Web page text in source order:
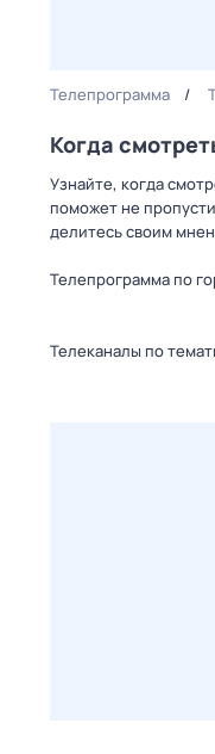
Телепрограмма
Когда
Узнайте, когда
поможет не
делитесь своим
Телепрограмма по
Телеканалы по